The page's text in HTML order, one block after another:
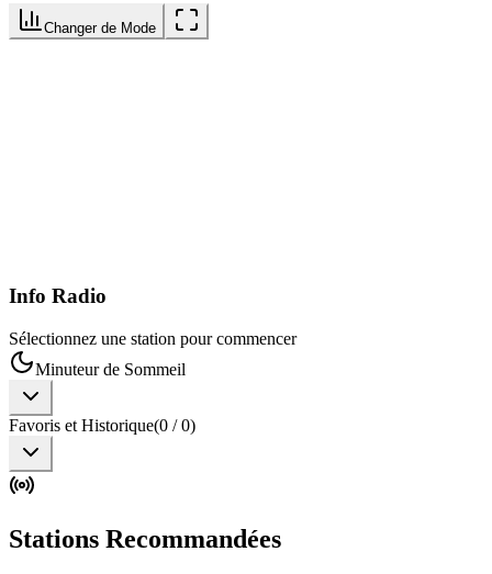
Changer de Mode
Info Radio
Sélectionnez une station pour commencer
Minuteur de Sommeil
Favoris et Historique(0 /0)
Stations Recommandées